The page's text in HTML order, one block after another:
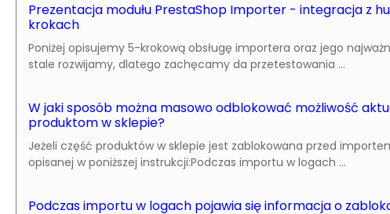
Prezentacja modułu PrestaShop Importer - integracja z
krokach
Poniżej opisujemy 5-krokową obsługę importera oraz jego
stale rozwijamy, dlatego zachęcamy da przetestowania ...
W jaki sposób można masowo odblokować możliwość
produktom w sklepie?
Jeżeli część produktów w sklepie jest zablokowana przed
opisanej w poniższej instrukcji:Podczas importu w logach ...
Podczas importu w logach pojawia się informacja o